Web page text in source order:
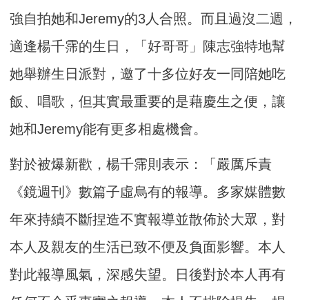
強自拍她和Jeremy的3人合照。而且過沒二週，
適逢楊千霈的生日，「好哥哥」陳志強特地幫
她舉辦生日派對，邀了十多位好友一同陪她吃
飯、唱歌，但其實最重要的是藉慶生之便，讓
她和Jeremy能有更多相處機會。
對於被爆新歡，楊千霈則表示：「嚴厲斥責
《鏡週刊》數篇子虛烏有的報導。多家媒體數
年來持續不斷捏造不實報導並散佈於大眾，對
本人及親友的生活已致不便及負面影響。本人
對此報導風氣，深感失望。日後對於本人再有